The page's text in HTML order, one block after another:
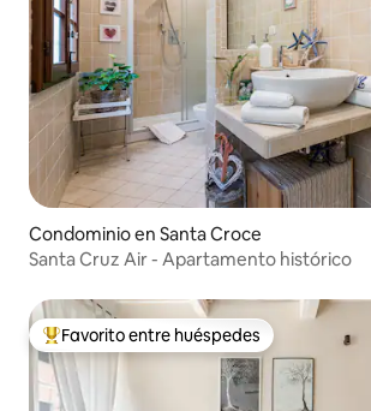
Condominio en Santa Croce
Santa Cruz Air - Apartamento histórico
De los mejores en Favorito entre huéspedes
Favorito entre huéspedes